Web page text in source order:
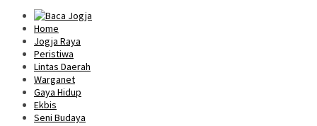
Home
Jogja Raya
Peristiwa
Lintas Daerah
Warganet
Gaya Hidup
Ekbis
Seni Budaya